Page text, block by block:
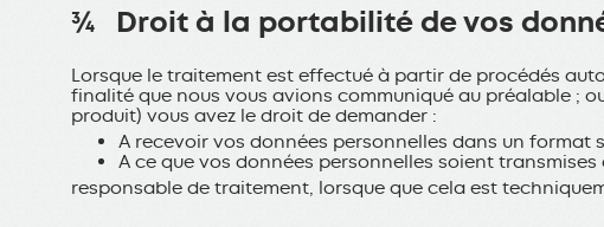
¾ Droit à la portabilité de vos
Lorsque le traitement est effectué à partir de procédés
finalité que nous vous avions communiqué au préalable ;
produit) vous avez le droit de demander :
A recevoir vos données personnelles dans un
A ce que vos données personnelles soient
responsable de traitement, lorsque que cela est